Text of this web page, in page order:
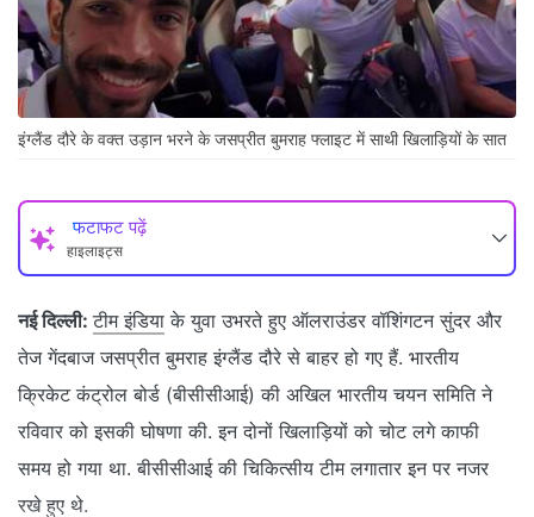
इंग्लैंड दौरे के वक्त उड़ान भरने के जसप्रीत बुमराह फ्लाइट में साथी खिलाड़ियों के सात
फटाफट पढ़ें
हाइलाइट्स
नई दिल्ली: टीम इंडिया के युवा उभरते हुए ऑलराउंडर वॉशिंगटन सुंदर और
तेज गेंदबाज जसप्रीत बुमराह इंग्लैंड दौरे से बाहर हो गए हैं. भारतीय
क्रिकेट कंट्रोल बोर्ड (बीसीसीआई) की अखिल भारतीय चयन समिति ने
रविवार को इसकी घोषणा की. इन दोनों खिलाड़ियों को चोट लगे काफी
समय हो गया था. बीसीसीआई की चिकित्सीय टीम लगातार इन पर नजर
रखे हुए थे.